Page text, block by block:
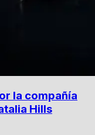
la compañía
Hills